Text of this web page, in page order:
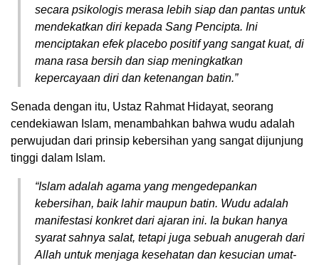
secara psikologis merasa lebih siap dan pantas untuk
mendekatkan diri kepada Sang Pencipta. Ini
menciptakan efek placebo positif yang sangat kuat, di
mana rasa bersih dan siap meningkatkan
kepercayaan diri dan ketenangan batin.”
Senada dengan itu, Ustaz Rahmat Hidayat, seorang
cendekiawan Islam, menambahkan bahwa wudu adalah
perwujudan dari prinsip kebersihan yang sangat dijunjung
tinggi dalam Islam.
“Islam adalah agama yang mengedepankan
kebersihan, baik lahir maupun batin. Wudu adalah
manifestasi konkret dari ajaran ini. Ia bukan hanya
syarat sahnya salat, tetapi juga sebuah anugerah dari
Allah untuk menjaga kesehatan dan kesucian umat-